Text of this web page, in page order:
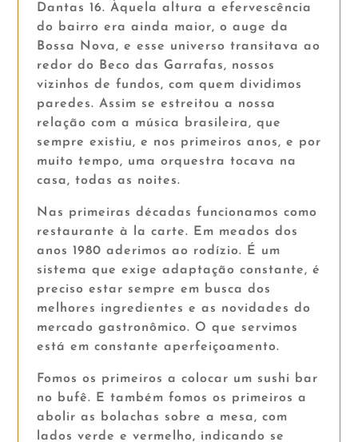
Dantas 16. Àquela altura a efervescência
do bairro era ainda maior, o auge da
Bossa Nova, e esse universo transitava ao
redor do Beco das Garrafas, nossos
vizinhos de fundos, com quem dividimos
paredes. Assim se estreitou a nossa
relação com a música brasileira, que
sempre existiu, e nos primeiros anos, e por
muito tempo, uma orquestra tocava na
casa, todas as noites.
Nas primeiras décadas funcionamos como
restaurante à la carte. Em meados dos
anos 1980 aderimos ao rodízio. É um
sistema que exige adaptação constante, é
preciso estar sempre em busca dos
melhores ingredientes e as novidades do
mercado gastronômico. O que servimos
está em constante aperfeiçoamento.
Fomos os primeiros a colocar um sushi bar
no bufê. E também fomos os primeiros a
abolir as bolachas sobre a mesa, com
lados verde e vermelho, indicando se